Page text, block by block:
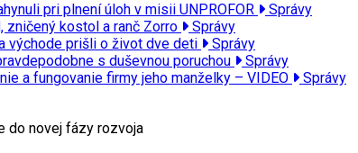
pri plnení úloh v misii UNPROFOR
Správy
zničený kostol a ranč Zorro
Správy
východe prišli o život dve deti
Správy
s duševnou poruchou
Správy
a fungovanie firmy jeho manželky – VIDEO
Správy
do novej fázy rozvoja